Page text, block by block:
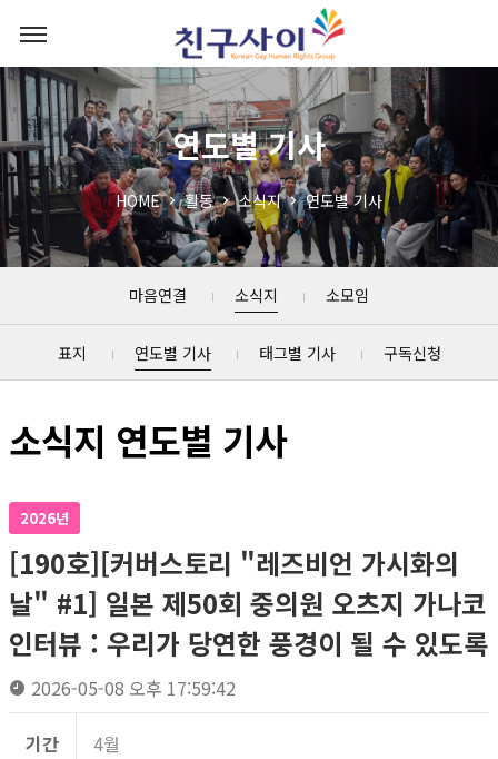
연도별 기사
HOME 활동 소식지 연도별 기사
마음연결 소식지 소모임
표지 연도별 기사 태그별 기사 구독신청
소식지 연도별 기사
2026년
[190호][커버스토리 "레즈비언 가시화의
날" #1] 일본 제50회 중의원 오츠지 가나코
인터뷰 : 우리가 당연한 풍경이 될 수 있도록
2026-05-08 오후 17:59:42
기간 4월